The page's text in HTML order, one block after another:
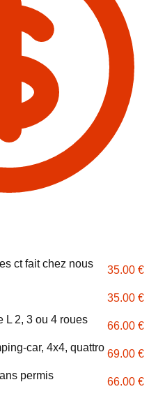
ct fait chez nous
35.00 €
35.00 €
L 2, 3 ou 4 roues
66.00 €
car, 4x4, quattro
69.00 €
permis
66.00 €